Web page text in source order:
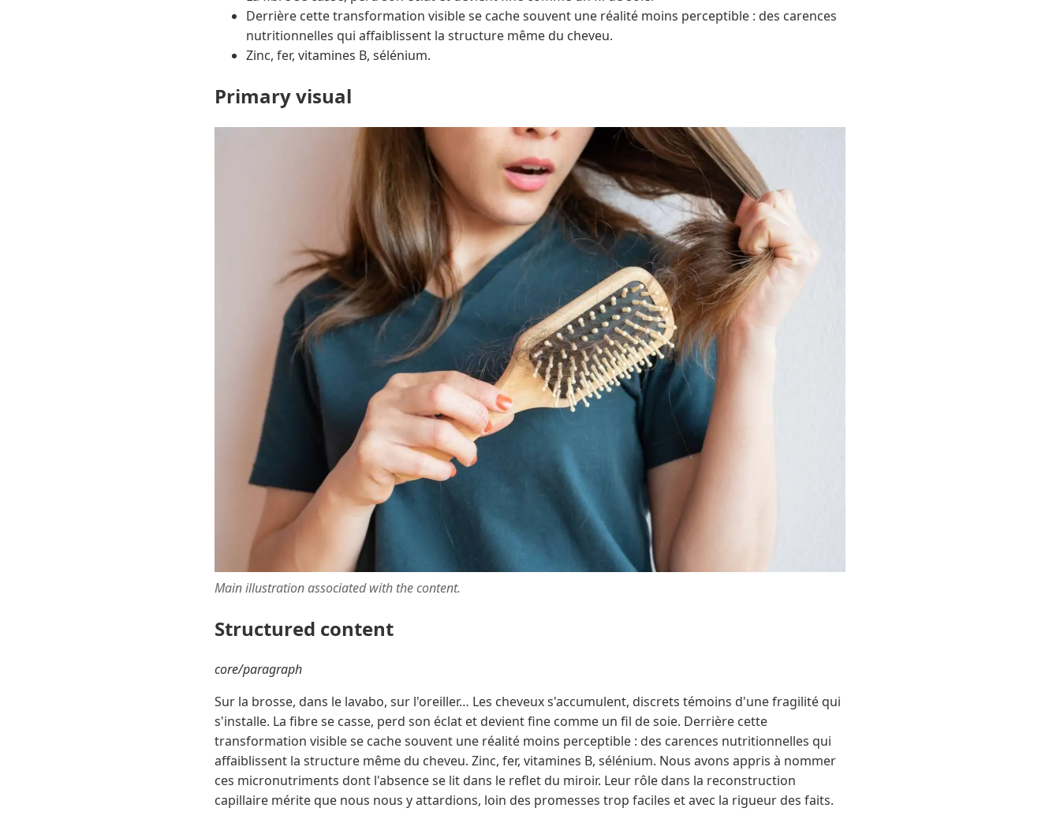
Derrière cette transformation visible se cache souvent une réalité moins perceptible : des carences
nutritionnelles qui affaiblissent la structure même du cheveu.
Zinc, fer, vitamines B, sélénium.
Primary visual
Main illustration associated with the content.
Structured content
core/paragraph
Sur la brosse, dans le lavabo, sur l'oreiller… Les cheveux s'accumulent, discrets témoins d'une fragilité qui
s'installe. La fibre se casse, perd son éclat et devient fine comme un fil de soie. Derrière cette
transformation visible se cache souvent une réalité moins perceptible : des carences nutritionnelles qui
affaiblissent la structure même du cheveu. Zinc, fer, vitamines B, sélénium. Nous avons appris à nommer
ces micronutriments dont l'absence se lit dans le reflet du miroir. Leur rôle dans la reconstruction
capillaire mérite que nous nous y attardions, loin des promesses trop faciles et avec la rigueur des faits.